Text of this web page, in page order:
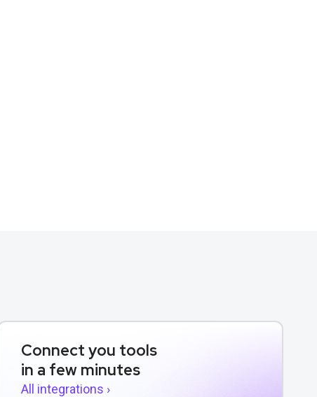
Connect you tools
in a few minutes
All integrations ›